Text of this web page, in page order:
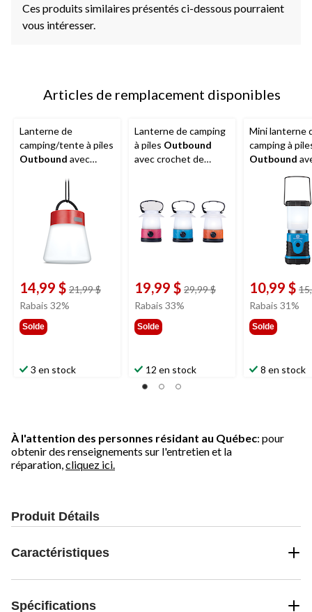
Ces produits similaires présentés ci-dessous pourraient
vous intéresser.
Articles de remplacement disponibles
Lanterne de
camping/tente à piles
Outbound avec
suspension, 100 lm
14,99 $ 21,99 $prix
Rabais 32%
Solde
3 en stock
Lanterne de camping
à piles Outbound
avec crochet de
19,99 $ 29,99 $prix
Rabais 33%
Solde
12 en stock
Mini lanterne
camping à
Outbound
suspension,
lumens, bleu
10,99 $
Rabais 31%
Solde
8 en stock
À l'attention des personnes résidant au Québec: pour
obtenir des renseignements sur l'entretien et la
réparation, cliquez ici.
Produit Détails
Caractéristiques
Spécifications